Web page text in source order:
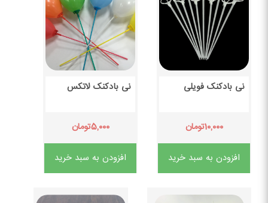
نی بادکنک فویلی
۱۰,۰۰۰تومان
افزودن به سبد خرید
نی بادکنک لاتکس
۵,۰۰۰تومان
افزودن به سبد خرید